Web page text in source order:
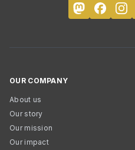
OUR COMPANY
About us
Our story
Our mission
Our impact